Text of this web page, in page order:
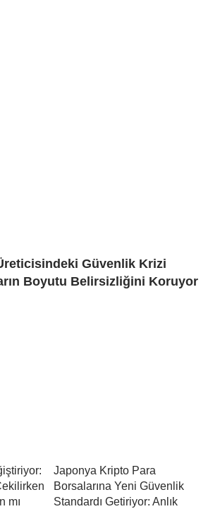
Güvenlik Krizi
Boyutu Belirsizliğini Koruyor
mı
Japonya Kripto Para
Borsalarına Yeni Güvenlik
Standardı Getiriyor: Anlık